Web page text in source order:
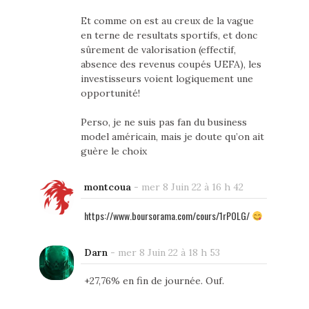
Et comme on est au creux de la vague
en terne de resultats sportifs, et donc
sûrement de valorisation (effectif,
absence des revenus coupés UEFA), les
investisseurs voient logiquement une
opportunité!
Perso, je ne suis pas fan du business
model américain, mais je doute qu’on ait
guère le choix
montcoua- mer 8 Juin 22 à 16 h 42
https://www.boursorama.com/cours/1rPOLG/
Darn- mer 8 Juin 22 à 18 h 53
+27,76% en fin de journée. Ouf.